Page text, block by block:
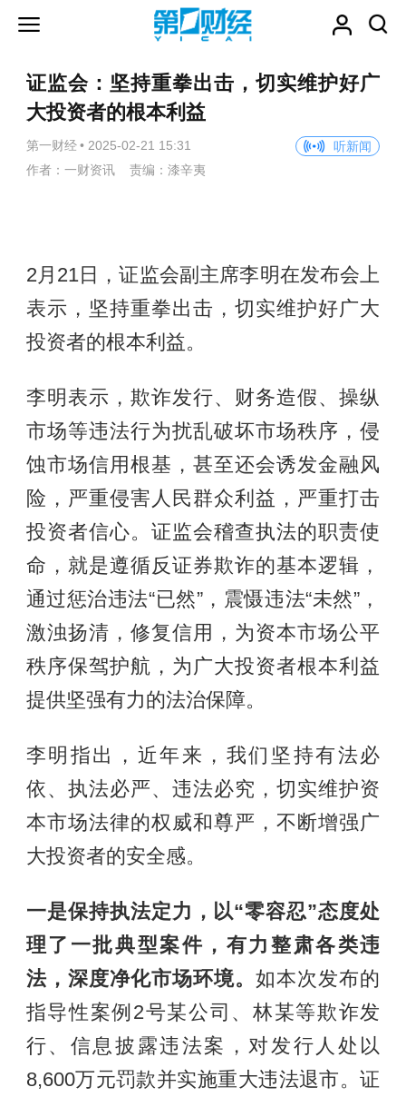
证监会：坚持重拳出击，切实维护好广
大投资者的根本利益
第一财经 • 2025-02-21 15:31
听新闻
作者：一财资讯 责编：漆辛夷
2月21日，证监会副主席李明在发布会上
表示，坚持重拳出击，切实维护好广大
投资者的根本利益。
李明表示，欺诈发行、财务造假、操纵
市场等违法行为扰乱破坏市场秩序，侵
蚀市场信用根基，甚至还会诱发金融风
险，严重侵害人民群众利益，严重打击
投资者信心。证监会稽查执法的职责使
命，就是遵循反证券欺诈的基本逻辑，
通过惩治违法“已然”，震慑违法“未然”，
激浊扬清，修复信用，为资本市场公平
秩序保驾护航，为广大投资者根本利益
提供坚强有力的法治保障。
李明指出，近年来，我们坚持有法必
依、执法必严、违法必究，切实维护资
本市场法律的权威和尊严，不断增强广
大投资者的安全感。
一是保持执法定力，以“零容忍”态度处
理了一批典型案件，有力整肃各类违
法，深度净化市场环境。如本次发布的
指导性案例2号某公司、林某等欺诈发
行、信息披露违法案，对发行人处以
8,600万元罚款并实施重大违法退市。证